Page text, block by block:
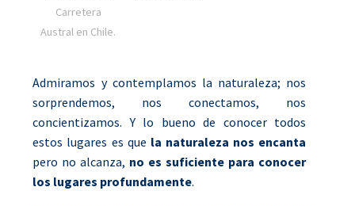
Carretera
Austral en Chile.
Admiramos y contemplamos la naturaleza; nos
sorprendemos, nos conectamos, nos
concientizamos. Y lo bueno de conocer todos
estos lugares es que la naturaleza nos encanta
pero no alcanza, no es suficiente para conocer
los lugares profundamente.